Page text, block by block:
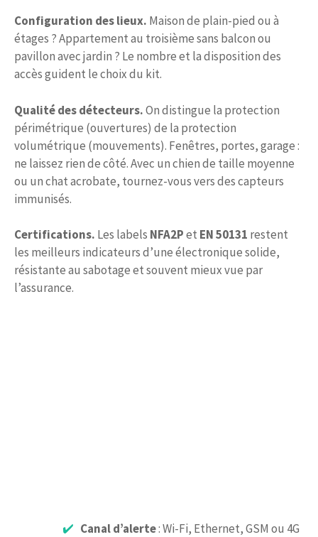
Configuration des lieux. Maison de plain-pied ou à
étages ? Appartement au troisième sans balcon ou
pavillon avec jardin ? Le nombre et la disposition des
accès guident le choix du kit.
Qualité des détecteurs.On distingue la protection
périmétrique (ouvertures) de la protection
volumétrique (mouvements). Fenêtres, portes, garage :
ne laissez rien de côté. Avec un chien de taille moyenne
ou un chat acrobate, tournez-vous vers des capteurs
immunisés.
Certifications. Les labels NFA2Pet EN 50131 restent
les meilleurs indicateurs d’une électronique solide,
résistante au sabotage et souvent mieux vue par
l’assurance.
Canal d’alerte: Wi-Fi, Ethernet, GSM ou 4G